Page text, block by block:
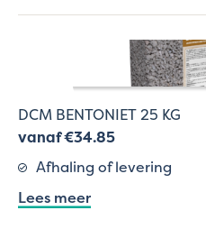
DCM BENTONIET 25 KG
vanaf €34.85
Afhaling of levering
Lees meer